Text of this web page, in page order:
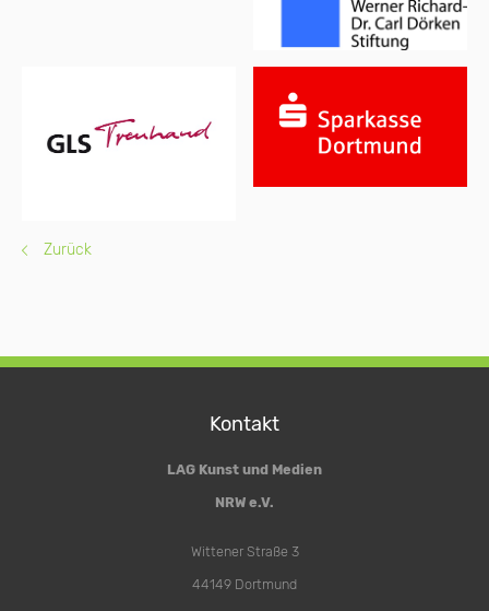
Zurück
Kontakt
LAG Kunst und Medien
NRW e.V.
Wittener Straße 3
44149 Dortmund